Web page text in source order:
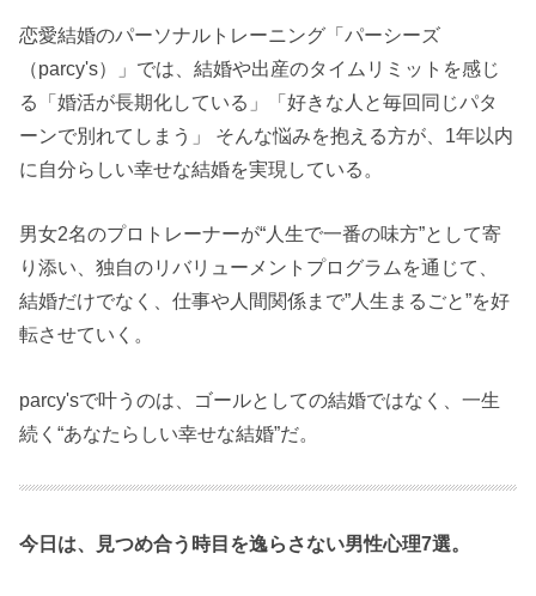
恋愛結婚のパーソナルトレーニング「パーシーズ
（parcy's）」では、結婚や出産のタイムリミットを感じ
る「婚活が長期化している」「好きな人と毎回同じパタ
ーンで別れてしまう」 そんな悩みを抱える方が、1年以内
に自分らしい幸せな結婚を実現している。
男女2名のプロトレーナーが“人生で一番の味方”として寄
り添い、独自のリバリューメントプログラムを通じて、
結婚だけでなく、仕事や人間関係まで”人生まるごと”を好
転させていく。
parcy'sで叶うのは、ゴールとしての結婚ではなく、一生
続く“あなたらしい幸せな結婚”だ。
今日は、見つめ合う時目を逸らさない男性心理7選。